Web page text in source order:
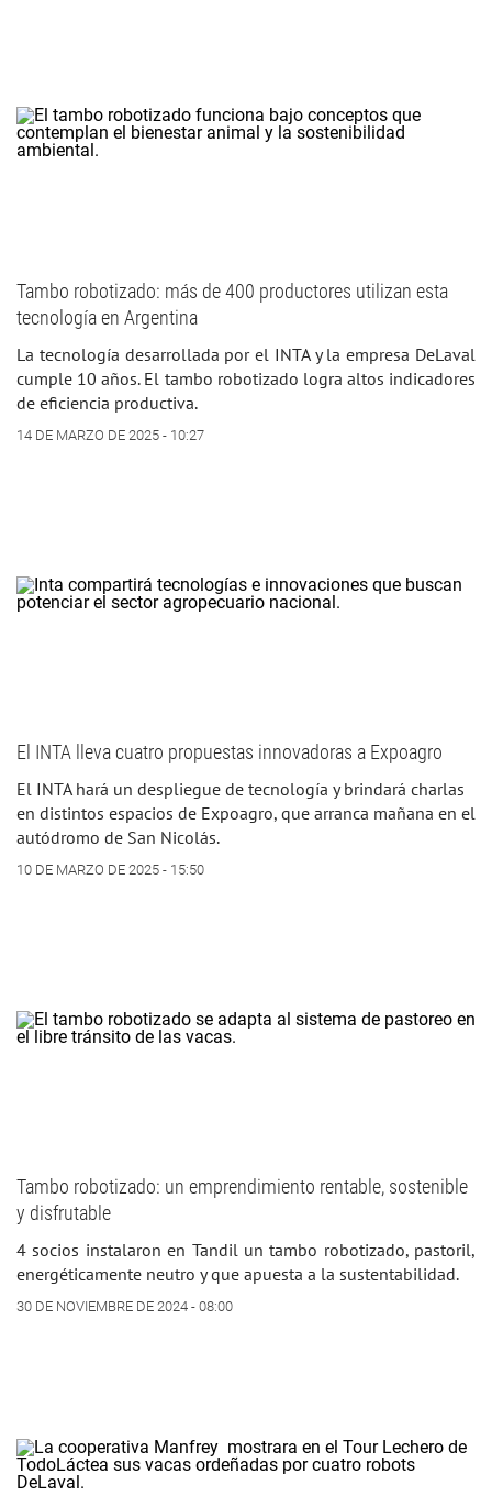
Tambo robotizado: más de 400 productores utilizan esta
tecnología en Argentina
La tecnología desarrollada por el INTA y la empresa DeLaval
cumple 10 años. El tambo robotizado logra altos indicadores
de eficiencia productiva.
14 DE MARZO DE 2025 - 10:27
El INTA lleva cuatro propuestas innovadoras a Expoagro
El INTA hará un despliegue de tecnología y brindará charlas
en distintos espacios de Expoagro, que arranca mañana en el
autódromo de San Nicolás.
10 DE MARZO DE 2025 - 15:50
Tambo robotizado: un emprendimiento rentable, sostenible
y disfrutable
4 socios instalaron en Tandil un tambo robotizado, pastoril,
energéticamente neutro y que apuesta a la sustentabilidad.
30 DE NOVIEMBRE DE 2024 - 08:00